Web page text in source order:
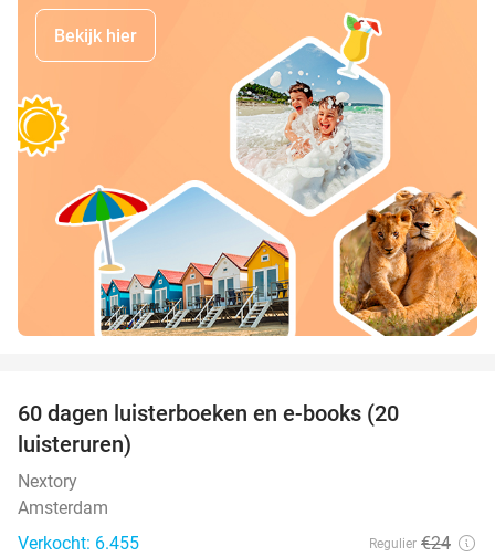
Bekijk hier
60 dagen luisterboeken en e-books (20
luisteruren)
Nextory
Amsterdam
Verkocht: 6.455
Regulier €24